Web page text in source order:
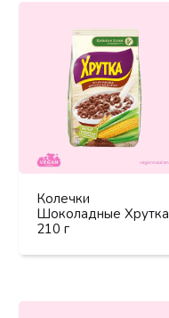
Колечки
Шоколадные Хрутка
210 г